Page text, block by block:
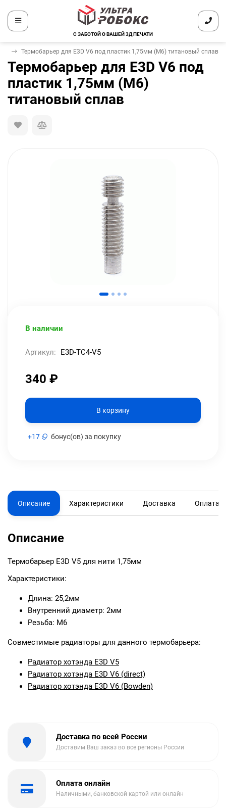
С ЗАБОТОЙ О ВАШЕЙ 3Д ПЕЧАТИ
Термобарьер для E3D V6 под пластик 1,75мм (М6) титановый сплав
Термобарьер для E3D V6 под
пластик 1,75мм (М6)
титановый сплав
В наличии
Артикул: E3D-TC4-V5
340 ₽
В корзину
+17 бонус(ов) за покупку
Описание Характеристики Доставка Оплата
Описание
Термобарьер E3D V5 для нити 1,75мм
Характеристики:
Длина: 25,2мм
Внутренний диаметр: 2мм
Резьба: М6
Совместимые радиаторы для данного термобарьера:
Радиатор хотэнда E3D V5
Радиатор хотэнда E3D V6 (direct)
Радиатор хотэнда E3D V6 (Bowden)
Доставка по всей России
Доставим Ваш заказ во все регионы России
Оплата онлайн
Наличными, банковской картой или онлайн